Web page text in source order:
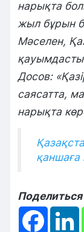
нарықта
жыл бұрын
Мәселен,
Досов:
саясатта,
нарықта
қаншаға
Поделиться